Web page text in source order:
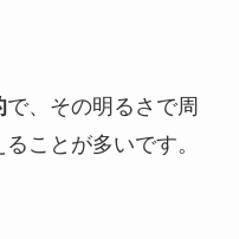
で、その明るさで周
ことが多いです。